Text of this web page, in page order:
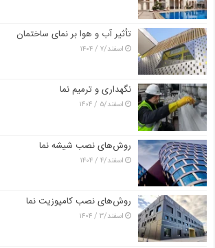
تأثیر آب و هوا بر نمای ساختمان
اسفند/۷ / ۱۴۰۴
نگهداری و ترمیم نما
اسفند/۵ / ۱۴۰۴
روش‌های نصب شیشه نما
اسفند/۴ / ۱۴۰۴
روش‌های نصب کامپوزیت نما
اسفند/۳ / ۱۴۰۴